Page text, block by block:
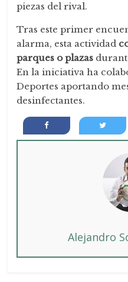
piezas del rival.
Tras este primer
alarma, esta actividad
parques o plazas
En la iniciativa ha
Deportes aportando
desinfectantes.
Alejandro